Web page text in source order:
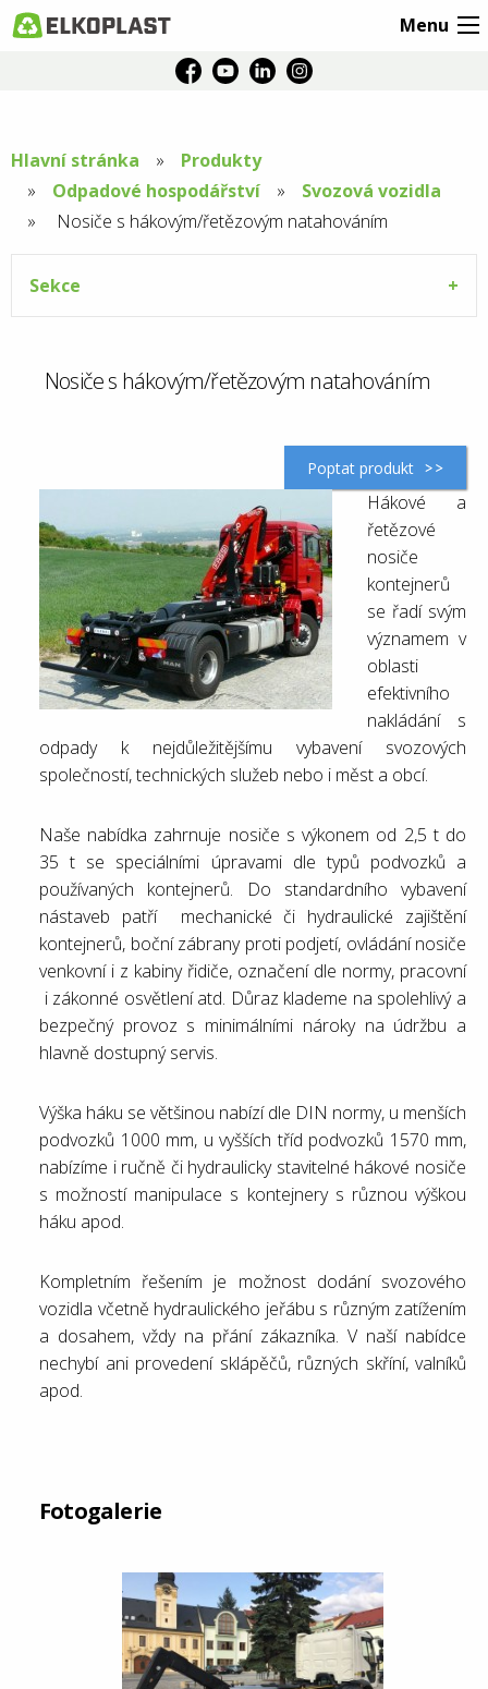
Menu
Hlavní stránka
Produkty
Odpadové hospodářství
Svozová vozidla
Aktuální
stránka:
Nosiče s hákovým/řetězovým natahováním
Sekce
Nosiče s hákovým/řetězovým natahováním
Poptat produkt
Hákové a
řetězové
nosiče
kontejnerů
se řadí svým
významem v
oblasti
efektivního
nakládání s
odpady k nejdůležitějšímu vybavení svozových
společností, technických služeb nebo i měst a obcí.
Naše nabídka zahrnuje nosiče s výkonem od 2,5 t do
35 t se speciálními úpravami dle typů podvozků a
používaných kontejnerů. Do standardního vybavení
nástaveb patří mechanické či hydraulické zajištění
kontejnerů, boční zábrany proti podjetí, ovládání nosiče
venkovní i z kabiny řidiče, označení dle normy, pracovní
i zákonné osvětlení atd. Důraz klademe na spolehlivý a
bezpečný provoz s minimálními nároky na údržbu a
hlavně dostupný servis.
Výška háku se většinou nabízí dle DIN normy, u menších
podvozků 1000 mm, u vyšších tříd podvozků 1570 mm,
nabízíme i ručně či hydraulicky stavitelné hákové nosiče
s možností manipulace s kontejnery s různou výškou
háku apod.
Kompletním řešením je možnost dodání svozového
vozidla včetně hydraulického jeřábu s různým zatížením
a dosahem, vždy na přání zákazníka. V naší nabídce
nechybí ani provedení sklápěčů, různých skříní, valníků
apod.
Fotogalerie